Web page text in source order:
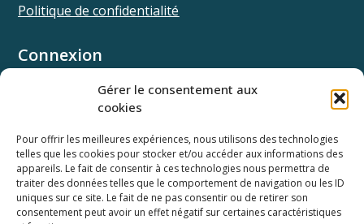
Gérer le consentement aux
cookies
Pour offrir les meilleures expériences, nous utilisons des technologies
telles que les cookies pour stocker et/ou accéder aux informations des
appareils. Le fait de consentir à ces technologies nous permettra de
traiter des données telles que le comportement de navigation ou les ID
uniques sur ce site. Le fait de ne pas consentir ou de retirer son
consentement peut avoir un effet négatif sur certaines caractéristiques
Ressources
Documentation SSO
Documentation API
Webinaires
Connexion
Univ.theia
Politique de confidentialité